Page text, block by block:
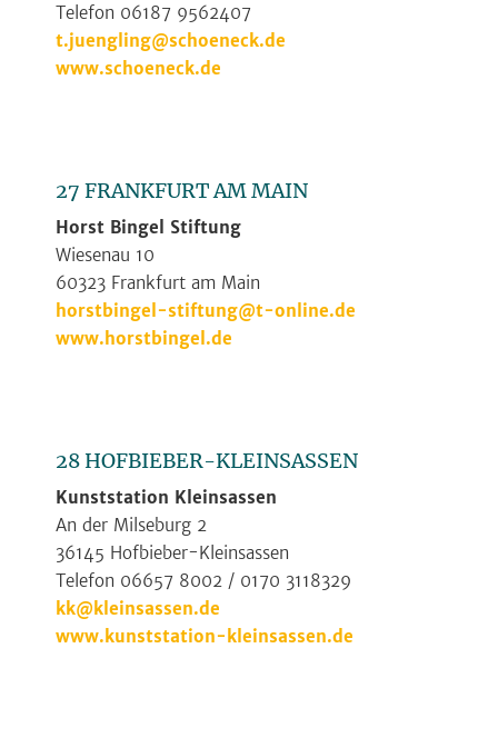
Telefon 06187 9562407
t.juengling@schoeneck.de
www.schoeneck.de
27 FRANKFURT AM MAIN
Horst Bingel Stiftung
Wiesenau 10
60323 Frankfurt am Main
horstbingel-stiftung@t-online.de
www.horstbingel.de
28 HOFBIEBER-KLEINSASSEN
Kunststation Kleinsassen
An der Milseburg 2
36145 Hofbieber-Kleinsassen
Telefon 06657 8002 / 0170 3118329
kk@kleinsassen.de
www.kunststation-kleinsassen.de